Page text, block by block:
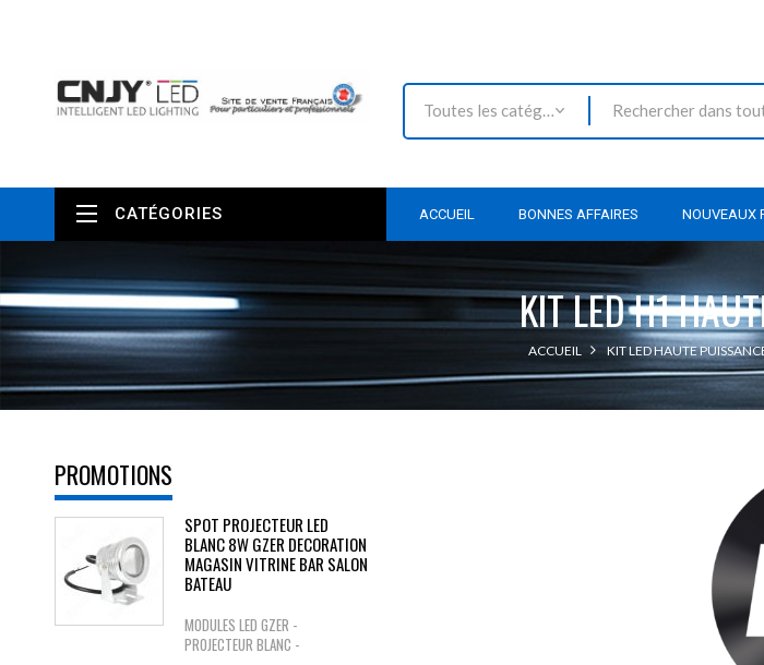
Toutes les catégories
ACCUEIL BONNES AFFAIRES NOUVEAUX
CATÉGORIES
KIT LED H1
ACCUEIL KIT LED HAUTE
PROMOTIONS
SPOT PROJECTEUR LED
BLANC 8W GZER DECORATION
MAGASIN VITRINE BAR SALON
BATEAU
MODULES LED GZER -
PROJECTEUR BLANC -